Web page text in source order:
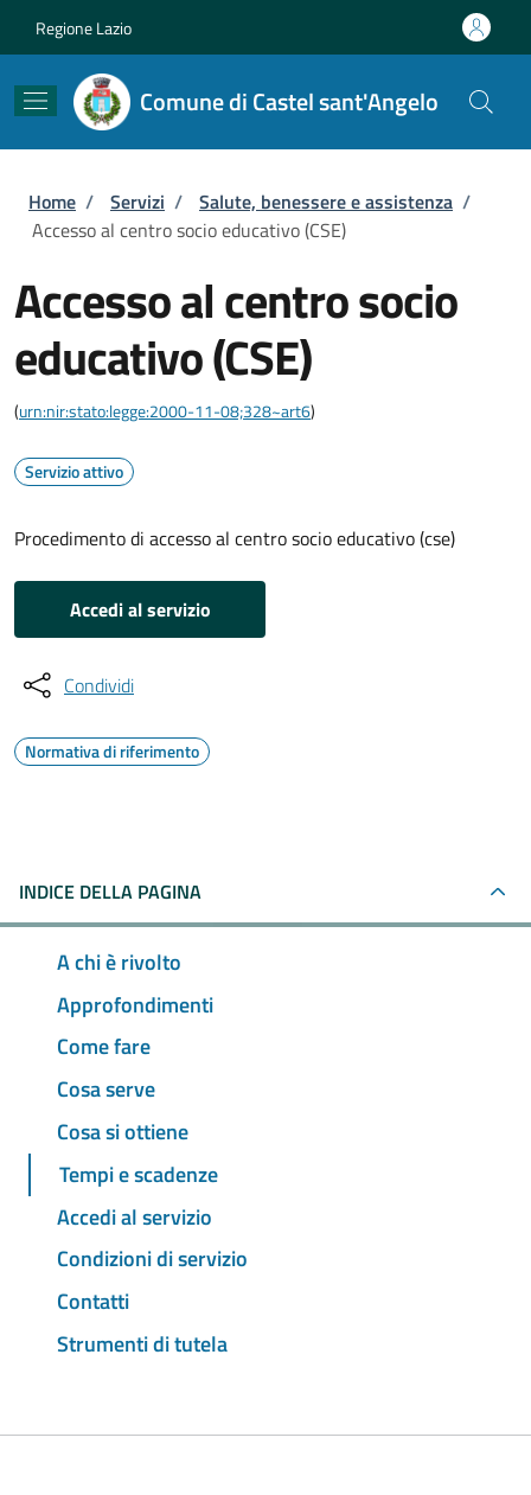
Regione Lazio
Comune di Castel sant'Angelo
Briciole di pane
Home / Servizi / Salute, benessere e assistenza /
Accesso al centro socio educativo (CSE)
Accesso al centro socio
educativo (CSE)
(urn:nir:stato:legge:2000-11-08;328~art6)
Servizio attivo
Procedimento di accesso al centro socio educativo (cse)
Accedi al servizio
Condividi
Normativa di riferimento
INDICE DELLA PAGINA
A chi è rivolto
Approfondimenti
Come fare
Cosa serve
Cosa si ottiene
Tempi e scadenze
Accedi al servizio
Condizioni di servizio
Contatti
Strumenti di tutela